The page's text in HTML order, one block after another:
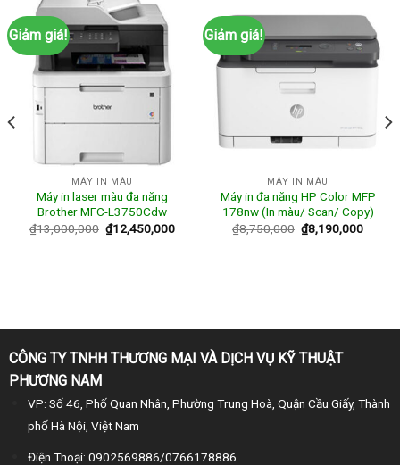
Giảm giá!
MÁY IN MÀU
Máy in laser màu đa năng
Brother MFC-L3750Cdw
₫13,000,000 ₫12,450,000
Giảm giá!
MÁY IN MÀU
Máy in đa năng HP Color MFP
178nw (In màu/ Scan/ Copy)
₫8,750,000 ₫8,190,000
CÔNG TY TNHH THƯƠNG MẠI VÀ DỊCH VỤ KỸ THUẬT
PHƯƠNG NAM
VP: Số 46, Phố Quan Nhân, Phường Trung Hoà, Quận Cầu Giấy, Thành
phố Hà Nội, Việt Nam
Điện Thoại: 0902569886/0766178886